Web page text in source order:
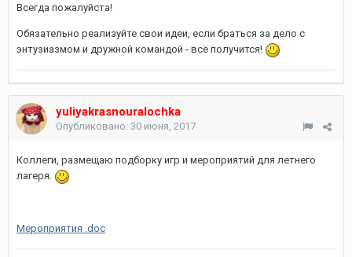
Всегда пожалуйста!
Обязательно реализуйте свои идеи, если браться за дело с
энтузиазмом и дружной командой - всё получится!
yuliyakrasnouralochka
Опубликовано: 30 июня, 2017
Коллеги, размещаю подборку игр и мероприятий для летнего
лагеря.
Мероприятия .doc